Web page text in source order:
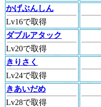
かげぶんしん
Lv16で取得
ダブルアタック
Lv20で取得
きりさく
Lv24で取得
きあいだめ
Lv28で取得